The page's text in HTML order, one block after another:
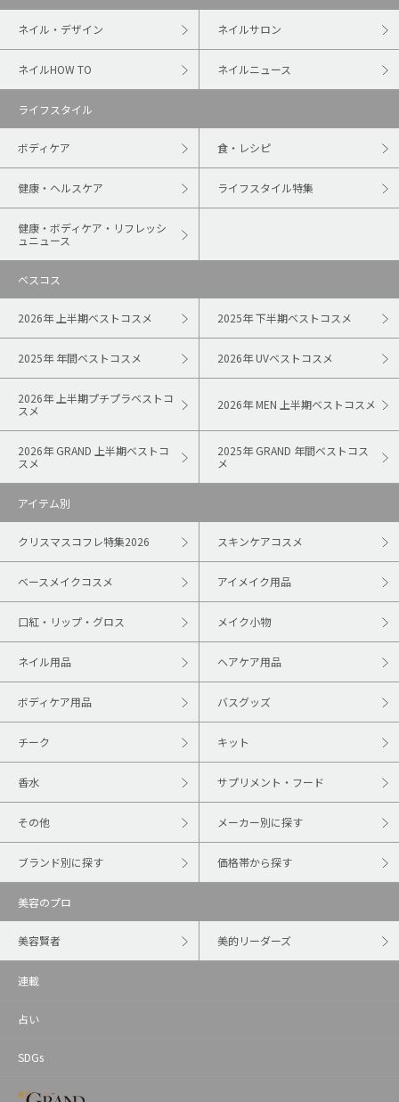
ネイル・デザイン ネイルサロン
ネイルHOW TO ネイルニュース
ライフスタイル
ボディケア 食・レシピ
健康・ヘルスケア ライフスタイル特集
健康・ボディケア・リフレッシ
ュニュース
ベスコス
2026年 上半期ベストコスメ 2025年 下半期ベストコスメ
2025年 年間ベストコスメ 2026年 UVベストコスメ
2026年 上半期プチプラベストコ
スメ
2026年 MEN 上半期ベストコスメ
2026年 GRAND 上半期ベストコ
スメ
2025年 GRAND 年間ベストコス
メ
アイテム別
クリスマスコフレ特集2026 スキンケアコスメ
ベースメイクコスメ アイメイク用品
口紅・リップ・グロス メイク小物
ネイル用品 ヘアケア用品
ボディケア用品 バスグッズ
チーク キット
香水 サプリメント・フード
その他 メーカー別に探す
ブランド別に探す 価格帯から探す
美容のプロ
美容賢者 美的リーダーズ
連載
占い
SDGs